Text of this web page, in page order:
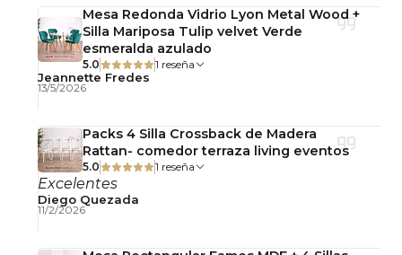
Asiento: Polipropileno
Patas: Madera de haya con antideslizantes
Usos
Comedor
Cocina
Departamento
Cafetería
Mesa Redonda Vidrio Lyon Metal Wood +
Silla Mariposa Tulip velvet Verde
esmeralda azulado
5.0 1 reseña
Jeannette Fredes
13/5/2026
Packs 4 Silla Crossback de Madera
Rattan- comedor terraza living eventos
5.0 1 reseña
Excelentes
Diego Quezada
11/2/2026